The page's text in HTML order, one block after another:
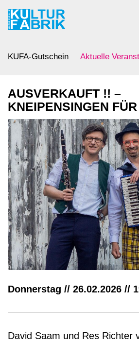
KUFA-Gutschein Aktuelle
AUSVERKAUFT !! –
KNEIPENSINGEN
Donnerstag // 26.02.2026 //
David Saam und Res Richter